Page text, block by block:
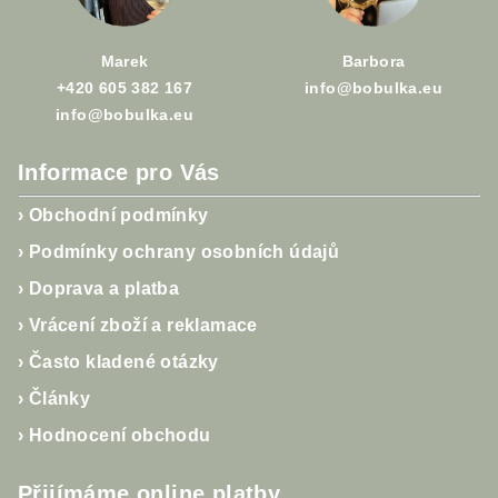
Marek
+420 605 382 167
info@bobulka.eu
Barbora
info@bobulka.eu
Informace pro Vás
› Obchodní podmínky
› Podmínky ochrany osobních údajů
› Doprava a platba
› Vrácení zboží a reklamace
› Často kladené otázky
› Články
› Hodnocení obchodu